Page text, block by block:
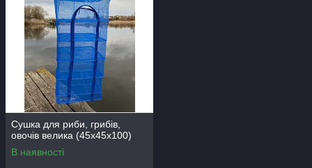
Сушка для риби, грибів,
овочів велика (45х45х100)
В наявності